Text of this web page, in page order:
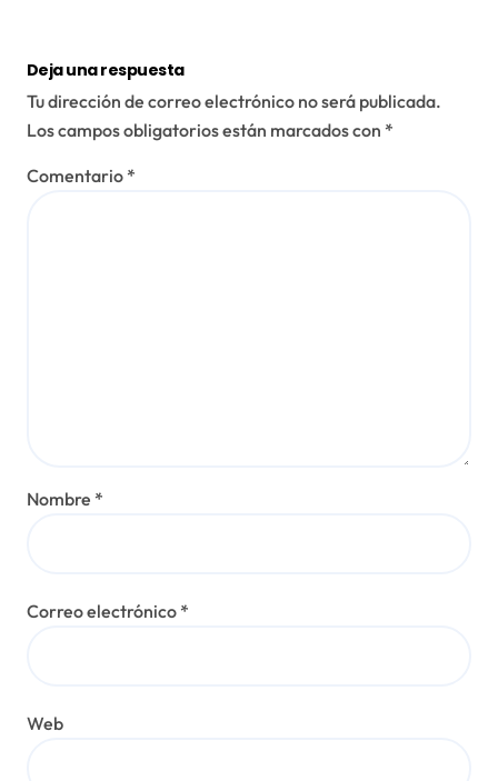
Deja una respuesta
Tu dirección de correo electrónico no será publicada.
Los campos obligatorios están marcados con *
Comentario *
Nombre *
Correo electrónico *
Web